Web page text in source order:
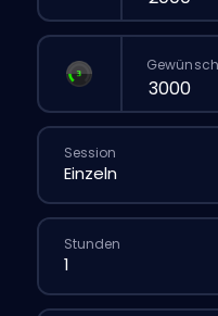
Session
Stunden